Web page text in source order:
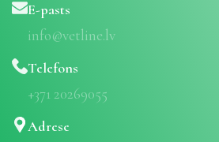
E-pasts
info@vetline.lv
Telefons
+371 20269055
Adrese